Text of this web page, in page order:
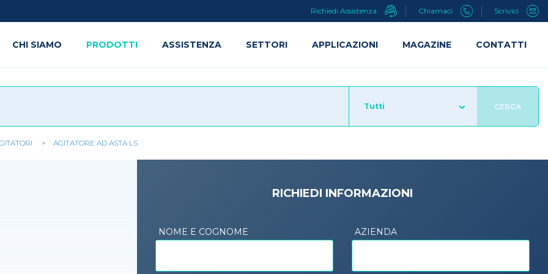
Tutti CERCA
AGITATORE AD ASTA LS
RICHIEDI INFORMAZIONI
NOME E COGNOME AZIENDA
Richiedi Assistenza Chiamaci Scrivici
CHI SIAMO PRODOTTI ASSISTENZA SETTORI APPLICAZIONI MAGAZINE CONTATTI